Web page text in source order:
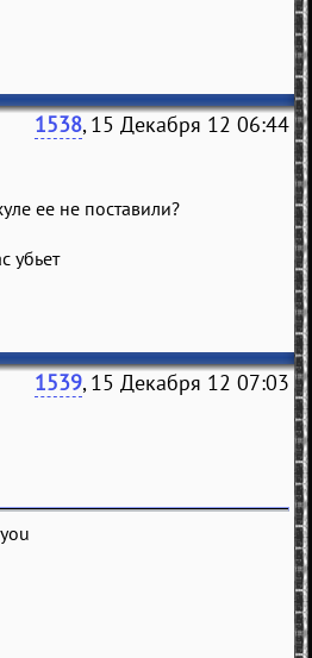
1538, 15 Декабря 12 06:44
ее не поставили?
убьет
1539, 15 Декабря 12 07:03